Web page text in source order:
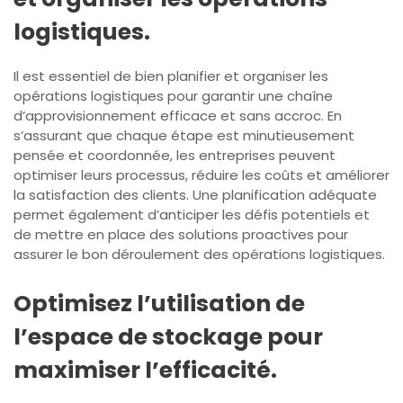
logistiques.
Il est essentiel de bien planifier et organiser les
opérations logistiques pour garantir une chaîne
d’approvisionnement efficace et sans accroc. En
s’assurant que chaque étape est minutieusement
pensée et coordonnée, les entreprises peuvent
optimiser leurs processus, réduire les coûts et améliorer
la satisfaction des clients. Une planification adéquate
permet également d’anticiper les défis potentiels et
de mettre en place des solutions proactives pour
assurer le bon déroulement des opérations logistiques.
Optimisez l’utilisation de
l’espace de stockage pour
maximiser l’efficacité.